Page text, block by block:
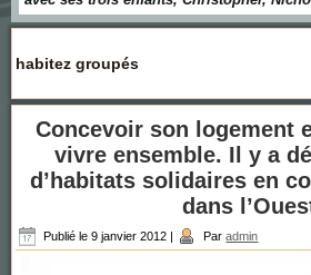
habitez groupés
Concevoir son logement
vivre ensemble. Il y a
d’habitats solidaires en
dans
Publié le 9 janvier 2012 Par admin